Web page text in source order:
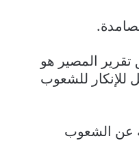
تقرير المصير هو
للإنكار للشعوب
عن الشعوب